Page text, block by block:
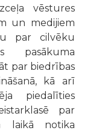
vēstures
un medijiem
par cilvēku
pasākuma
par biedrības
kā arī
piedalīties
par
laikā notika